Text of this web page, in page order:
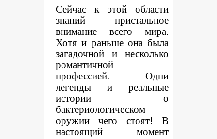
Сейчас к этой области
знаний пристальное
внимание всего мира.
Хотя и раньше она была
загадочной и несколько
романтичной
профессией. Одни
легенды и реальные
истории о
бактериологическом
оружии чего стоят! В
настоящий момент